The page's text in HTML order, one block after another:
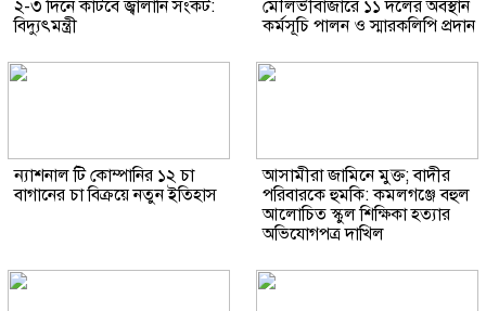
২-৩ দিনে কাটবে জ্বালানি সংকট:
বিদ্যুৎমন্ত্রী
মৌলভীবাজারে ১১ দলের অবস্থান
কর্মসূচি পালন ও স্মারকলিপি প্রদান
ন্যাশনাল টি কোম্পানির ১২ চা
বাগানের চা বিক্রয়ে নতুন ইতিহাস
আসামীরা জামিনে মুক্ত; বাদীর
পরিবারকে হুমকি: কমলগঞ্জে বহুল
আলোচিত স্কুল শিক্ষিকা হত্যার
অভিযোগপত্র দাখিল